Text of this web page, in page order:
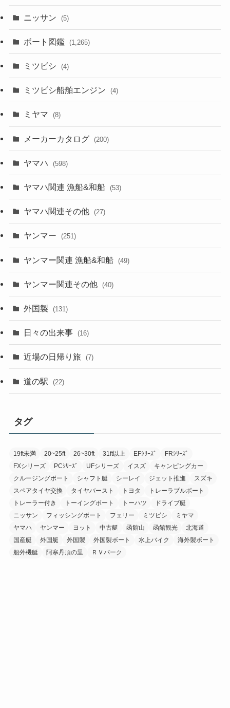
ニッサン (5)
ボート図鑑 (1,265)
ミツビシ (4)
ミツビシ船舶エンジン (4)
ミヤマ (8)
メーカーカタログ (200)
ヤマハ (598)
ヤマハ関連 漁船&和船 (53)
ヤマハ関連その他 (27)
ヤンマー (251)
ヤンマー関連 漁船&和船 (49)
ヤンマー関連その他 (40)
外国製 (131)
日々の出来事 (16)
近場の日帰り旅 (7)
道の駅 (22)
タグ
19ft未満 20~25ft 26~30ft 31ft以上 EFｼﾘｰｽﾞ
FRｼﾘｰｽﾞ
FXシリーズ
PCｼﾘｰｽﾞ UFシリーズ イスズ
キャンピングカー
クルージングボート
シャフト艇 シーレイ ジェット推進
スズキ
スペアタイヤ交換
タイヤバースト トヨタ
トレーラブルボート
トレーラー付き
トーイングボート トーハツ
ドライブ艇
ニッサン
フィッシングボート フェリー ミツビシ
ミヤマ
ヤマハ
ヤンマー ヨット 中古艇 函館山 函館観光
北海道
国産艇
外国艇 外国製 外国製ボート 水上バイク
海外製ボート
船外機艇
阿寒丹頂の里 ＲＶパーク